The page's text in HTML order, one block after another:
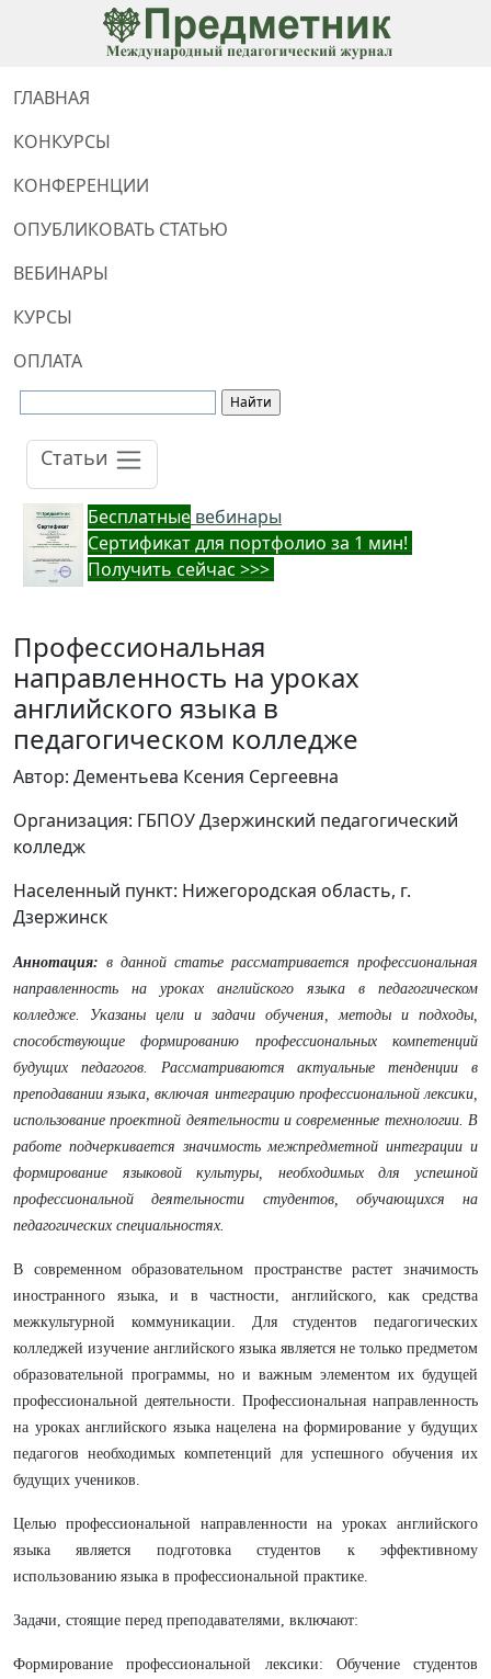
ГЛАВНАЯ
КОНКУРСЫ
КОНФЕРЕНЦИИ
ОПУБЛИКОВАТЬ СТАТЬЮ
ВЕБИНАРЫ
КУРСЫ
ОПЛАТА
Статьи
Бесплатные вебинары
Cертификат для портфолио за 1 мин!
Получить сейчас >>>
Профессиональная
направленность на уроках
английского языка в
педагогическом колледже
Автор: Дементьева Ксения Сергеевна
Организация: ГБПОУ Дзержинский педагогический
колледж
Населенный пункт: Нижегородская область, г.
Дзержинск
Аннотация: в данной статье рассматривается профессиональная
направленность на уроках английского языка в педагогическом
колледже. Указаны цели и задачи обучения, методы и подходы,
способствующие формированию профессиональных компетенций
будущих педагогов. Рассматриваются актуальные тенденции в
преподавании языка, включая интеграцию профессиональной лексики,
использование проектной деятельности и современные технологии. В
работе подчеркивается значимость межпредметной интеграции и
формирование языковой культуры, необходимых для успешной
профессиональной деятельности студентов, обучающихся на
педагогических специальностях.
В современном образовательном пространстве растет значимость
иностранного языка, и в частности, английского, как средства
межкультурной коммуникации. Для студентов педагогических
колледжей изучение английского языка является не только предметом
образовательной программы, но и важным элементом их будущей
профессиональной деятельности. Профессиональная направленность
на уроках английского языка нацелена на формирование у будущих
педагогов необходимых компетенций для успешного обучения их
будущих учеников.
Целью профессиональной направленности на уроках английского
языка является подготовка студентов к эффективному
использованию языка в профессиональной практике.
Задачи, стоящие перед преподавателями, включают:
Формирование профессиональной лексики: Обучение студентов